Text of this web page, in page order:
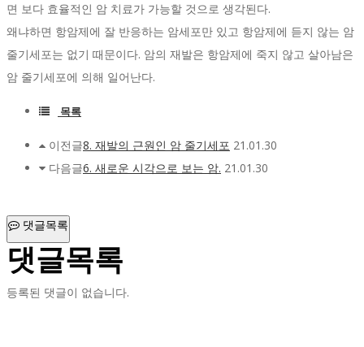
면 보다 효율적인 암 치료가 가능할 것으로 생각된다.
왜냐하면 항암제에 잘 반응하는 암세포만 있고 항암제에 듣지 않는 암
줄기세포는 없기 때문이다. 암의 재발은 항암제에 죽지 않고 살아남은
암 줄기세포에 의해 일어난다.
목록
이전글8. 재발의 근원인 암 줄기세포 21.01.30
다음글6. 새로운 시각으로 보는 암. 21.01.30
댓글목록
댓글목록
등록된 댓글이 없습니다.